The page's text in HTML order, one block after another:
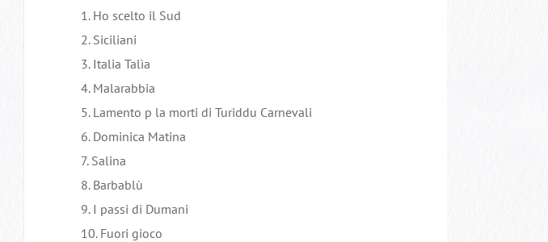
1. Ho scelto il Sud
2. Siciliani
3. Italia Talìa
4. Malarabbia
5. Lamento p la morti di Turiddu Carnevali
6. Dominica Matina
7. Salina
8. Barbablù
9. I passi di Dumani
10. Fuori gioco